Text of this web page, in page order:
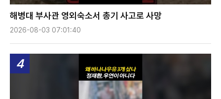
해병대 부사관 영외숙소서 총기 사고로 사망
2026-08-03 07:01:40
4